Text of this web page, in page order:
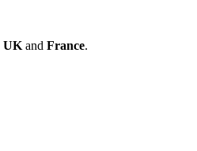
UK and France.